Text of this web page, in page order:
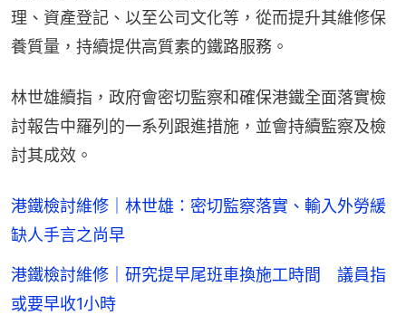
理、資產登記、以至公司文化等，從而提升其維修保
養質量，持續提供高質素的鐵路服務。
林世雄續指，政府會密切監察和確保港鐵全面落實檢
討報告中羅列的一系列跟進措施，並會持續監察及檢
討其成效。
港鐵檢討維修｜林世雄：密切監察落實、輸入外勞緩
缺人手言之尚早
港鐵檢討維修｜研究提早尾班車換施工時間 議員指
或要早收1小時